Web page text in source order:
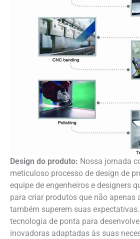
Design do produto: Nossa jornada
meticuloso processo de design de
equipe de engenheiros e designers
para criar produtos que não apenas
também superem suas
tecnologia de ponta para
inovadoras adaptadas às suas